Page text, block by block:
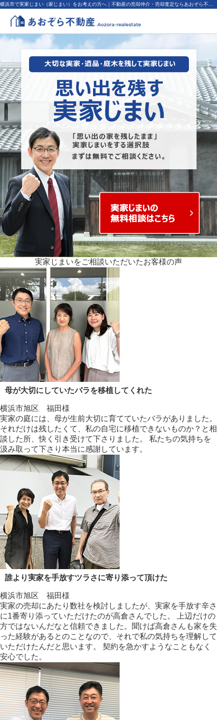
実家じまいをご相談いただいたお客様の声
母が大切にしていたバラを移植してくれた
横浜市旭区 福田様
実家の庭には、母が生前大切に育てていたバラがありました。
それだけは残したくて、私の自宅に移植できないものか？と相
談した所、快く引き受けて下さりました。 私たちの気持ちを
汲み取って下さり本当に感謝しています。
誰より実家を手放すツラさに寄り添って頂けた
横浜市旭区 福田様
実家の売却にあたり数社を検討しましたが、実家を手放す辛さ
に1番寄り添っていただけたのが高倉さんでした。 上辺だけの
方ではないんだなと信頼できました。聞けば高倉さんも家を失
った経験があるとのことなので、それで私の気持ちを理解して
いただけたんだと思います。 契約を急かすようなこともなく
安心でした。